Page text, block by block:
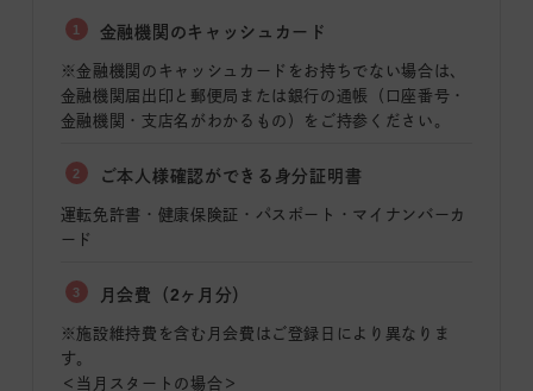
1 金融機関のキャッシュカード
※金融機関のキャッシュカードをお持ちでない場合は、
金融機関届出印と郵便局または銀行の通帳（口座番号・
金融機関・支店名がわかるもの）をご持参ください。
2 ご本人様確認ができる身分証明書
運転免許書・健康保険証・パスポート・マイナンバーカ
ード
3 月会費（2ヶ月分）
※施設維持費を含む月会費はご登録日により異なりま
す。
＜当月スタートの場合＞